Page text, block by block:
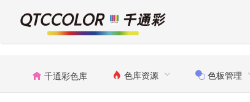
千通彩色库 色库资源 色板管理